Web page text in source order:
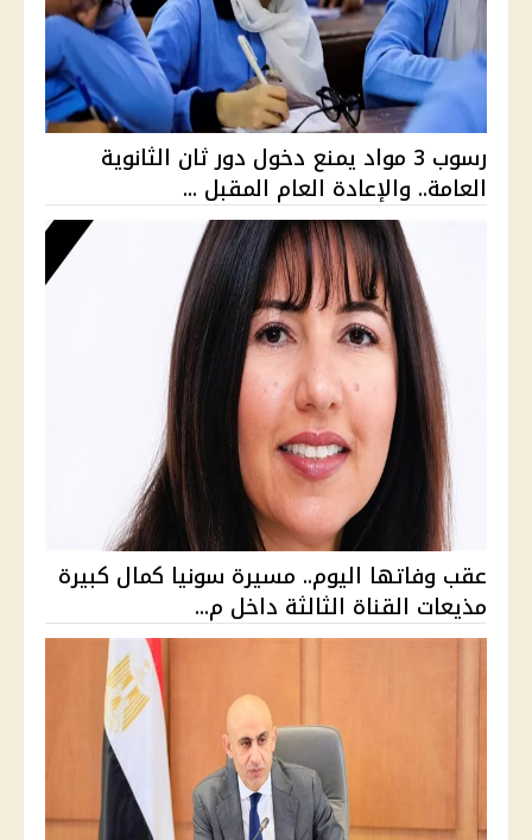
رسوب 3 مواد يمنع دخول دور ثان الثانوية
العامة.. والإعادة العام المقبل ...
عقب وفاتها اليوم.. مسيرة سونيا كمال كبيرة
مذيعات القناة الثالثة داخل م...